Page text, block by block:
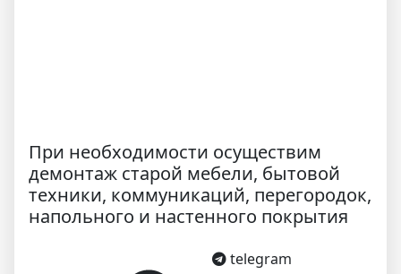
При необходимости осуществим
демонтаж старой мебели, бытовой
техники, коммуникаций, перегородок,
напольного и настенного покрытия
telegram